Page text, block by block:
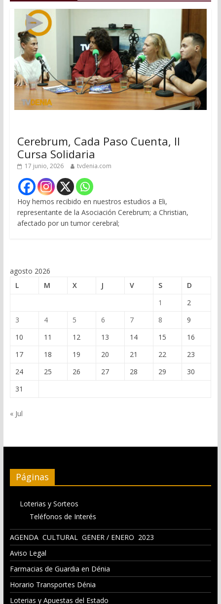
Cerebrum, Cada Paso Cuenta, II
Cursa Solidaria
17 junio, 2026 tvdenia.com
Hoy hemos recibido en nuestros estudios a Eli,
representante de la Asociación Cerebrum; a Christian,
afectado por un tumor cerebral;
agosto 2026
L
M X J V S
D
1
2
3
4 5 6 7 8
9
10
11 12 13 14 15
16
17
18 19 20 21 22
23
24
25 26 27 28 29
30
31
« Jul
Páginas
Loterias y Sorteos
Teléfonos de Interés
AGENDA CULTURAL GENER / ENERO 2023
Aviso Legal
Farmacias de Guardia en Dénia
Horario Transportes Dénia
Loterias y Apuestas del Estado